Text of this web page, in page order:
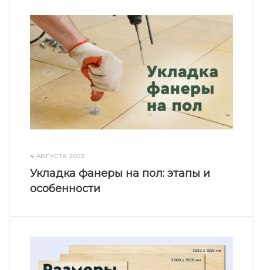
4 АВГУСТА 2022
Укладка фанеры на пол: этапы и
особенности